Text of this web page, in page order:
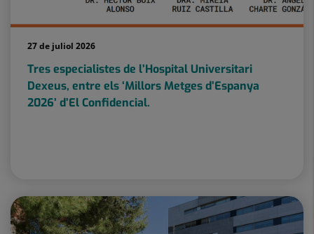
27 de juliol 2026
Tres especialistes de l’Hospital Universitari
Dexeus, entre els ‘Millors Metges d’Espanya
2026’ d’El Confidencial.